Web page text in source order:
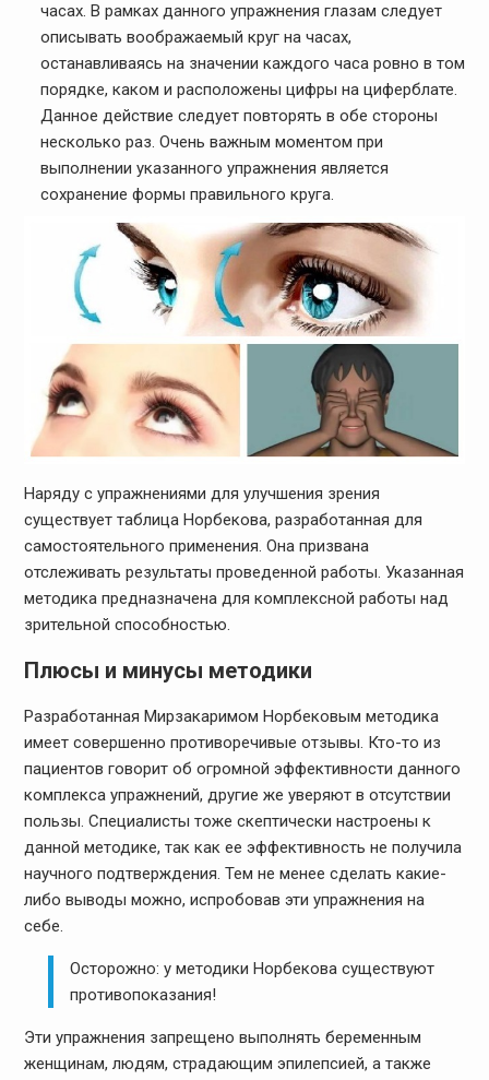
часах. В рамках данного упражнения глазам следует
описывать воображаемый круг на часах,
останавливаясь на значении каждого часа ровно в том
порядке, каком и расположены цифры на циферблате.
Данное действие следует повторять в обе стороны
несколько раз. Очень важным моментом при
выполнении указанного упражнения является
сохранение формы правильного круга.
Наряду с упражнениями для улучшения зрения
существует таблица Норбекова, разработанная для
самостоятельного применения. Она призвана
отслеживать результаты проведенной работы. Указанная
методика предназначена для комплексной работы над
зрительной способностью.
Плюсы и минусы методики
Разработанная Мирзакаримом Норбековым методика
имеет совершенно противоречивые отзывы. Кто-то из
пациентов говорит об огромной эффективности данного
комплекса упражнений, другие же уверяют в отсутствии
пользы. Специалисты тоже скептически настроены к
данной методике, так как ее эффективность не получила
научного подтверждения. Тем не менее сделать какие-
либо выводы можно, испробовав эти упражнения на
себе.
Осторожно: у методики Норбекова существуют
противопоказания!
Эти упражнения запрещено выполнять беременным
женщинам, людям, страдающим эпилепсией, а также